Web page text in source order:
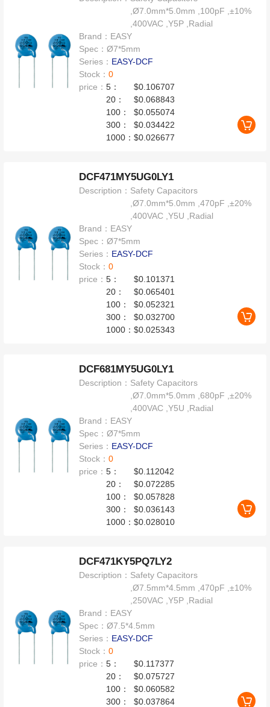
,Ø7.0mm*5.0mm ,100pF ,±10%
,400VAC ,Y5P ,Radial
Brand： EASY
Spec：Ø7*5mm
Series： EASY-DCF
Stock：0
price：5：
$0.106707
20：
$0.068843
100：
$0.055074
300：
$0.034422
1000：$0.026677
DCF471MY5UG0LY1
Description： Safety Capacitors
,Ø7.0mm*5.0mm ,470pF ,±20%
,400VAC ,Y5U ,Radial
Brand： EASY
Spec：Ø7*5mm
Series： EASY-DCF
Stock：0
price：5：
$0.101371
20：
$0.065401
100：
$0.052321
300：
$0.032700
1000：$0.025343
DCF681MY5UG0LY1
Description： Safety Capacitors
,Ø7.0mm*5.0mm ,680pF ,±20%
,400VAC ,Y5U ,Radial
Brand： EASY
Spec：Ø7*5mm
Series： EASY-DCF
Stock：0
price：5：
$0.112042
20：
$0.072285
100：
$0.057828
300：
$0.036143
1000：$0.028010
DCF471KY5PQ7LY2
Description： Safety Capacitors
,Ø7.5mm*4.5mm ,470pF ,±10%
,250VAC ,Y5P ,Radial
Brand： EASY
Spec：Ø7.5*4.5mm
Series： EASY-DCF
Stock：0
price：5：
$0.117377
20：
$0.075727
100：
$0.060582
300：
$0.037864